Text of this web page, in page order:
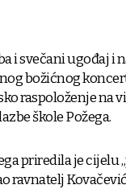
i svečani ugođaj i
božićnog
raspoloženje na
škole Požega.
priredila je cijelu
ravnatelj